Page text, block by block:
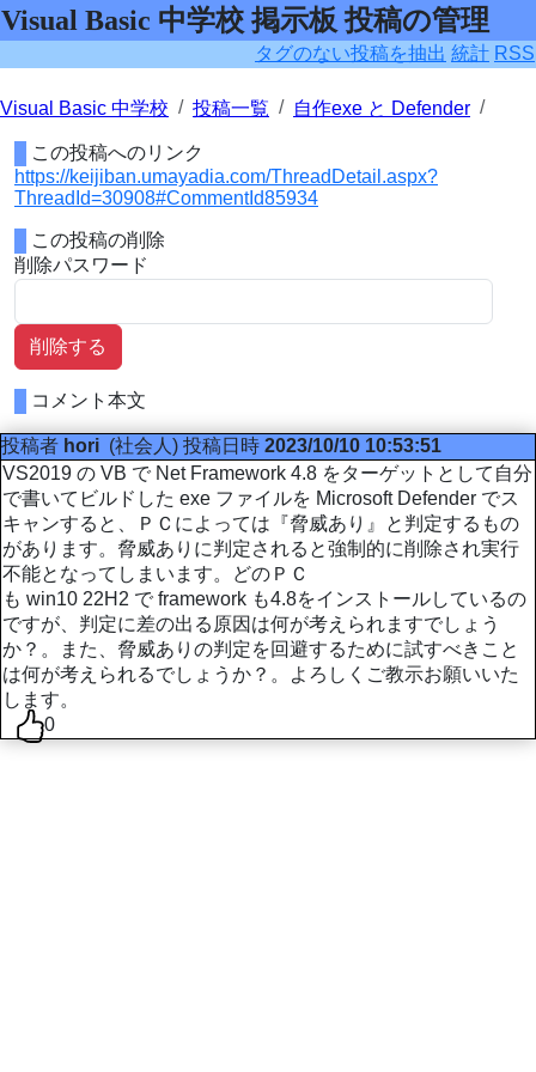
Visual Basic 中学校 掲示板 投稿の管理
タグのない投稿を抽出 統計 RSS
Visual Basic 中学校 投稿一覧 自作exe と Defender
この投稿へのリンク
https://keijiban.umayadia.com/ThreadDetail.aspx?
ThreadId=30908#CommentId85934
この投稿の削除
削除パスワード
削除する
コメント本文
投稿者 hori (社会人) 投稿日時 2023/10/10 10:53:51
VS2019 の VB で Net Framework 4.8 をターゲットとして自分
で書いてビルドした exe ファイルを Microsoft Defender でス
キャンすると、ＰＣによっては『脅威あり』と判定するもの
があります。脅威ありに判定されると強制的に削除され実行
不能となってしまいます。どのＰＣ
も win10 22H2 で framework も4.8をインストールしているの
ですが、判定に差の出る原因は何が考えられますでしょう
か？。また、脅威ありの判定を回避するために試すべきこと
は何が考えられるでしょうか？。よろしくご教示お願いいた
します。
0